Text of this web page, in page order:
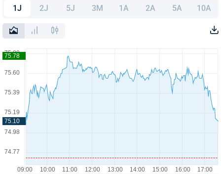
1J 2J 5J 3M 1A 2A 5A 10A